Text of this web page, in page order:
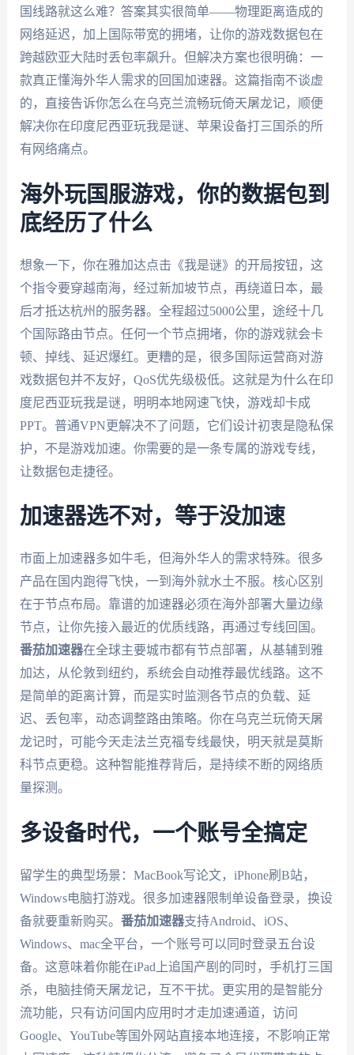
国线路就这么难？答案其实很简单——物理距离造成的
网络延迟，加上国际带宽的拥堵，让你的游戏数据包在
跨越欧亚大陆时丢包率飙升。但解决方案也很明确：一
款真正懂海外华人需求的回国加速器。这篇指南不谈虚
的，直接告诉你怎么在乌克兰流畅玩倚天屠龙记，顺便
解决你在印度尼西亚玩我是谜、苹果设备打三国杀的所
有网络痛点。
海外玩国服游戏，你的数据包到
底经历了什么
想象一下，你在雅加达点击《我是谜》的开局按钮，这
个指令要穿越南海，经过新加坡节点，再绕道日本，最
后才抵达杭州的服务器。全程超过5000公里，途经十几
个国际路由节点。任何一个节点拥堵，你的游戏就会卡
顿、掉线、延迟爆红。更糟的是，很多国际运营商对游
戏数据包并不友好，QoS优先级极低。这就是为什么在印
度尼西亚玩我是谜，明明本地网速飞快，游戏却卡成
PPT。普通VPN更解决不了问题，它们设计初衷是隐私保
护，不是游戏加速。你需要的是一条专属的游戏专线，
让数据包走捷径。
加速器选不对，等于没加速
市面上加速器多如牛毛，但海外华人的需求特殊。很多
产品在国内跑得飞快，一到海外就水土不服。核心区别
在于节点布局。靠谱的加速器必须在海外部署大量边缘
节点，让你先接入最近的优质线路，再通过专线回国。
番茄加速器在全球主要城市都有节点部署，从基辅到雅
加达，从伦敦到纽约，系统会自动推荐最优线路。这不
是简单的距离计算，而是实时监测各节点的负载、延
迟、丢包率，动态调整路由策略。你在乌克兰玩倚天屠
龙记时，可能今天走法兰克福专线最快，明天就是莫斯
科节点更稳。这种智能推荐背后，是持续不断的网络质
量探测。
多设备时代，一个账号全搞定
留学生的典型场景：MacBook写论文，iPhone刷B站，
Windows电脑打游戏。很多加速器限制单设备登录，换设
备就要重新购买。 番茄加速器支持Android、iOS、
Windows、mac全平台，一个账号可以同时登录五台设
备。这意味着你能在iPad上追国产剧的同时，手机打三国
杀，电脑挂倚天屠龙记，互不干扰。更实用的是智能分
流功能，只有访问国内应用时才走加速通道，访问
Google、YouTube等国外网站直接本地连接，不影响正常